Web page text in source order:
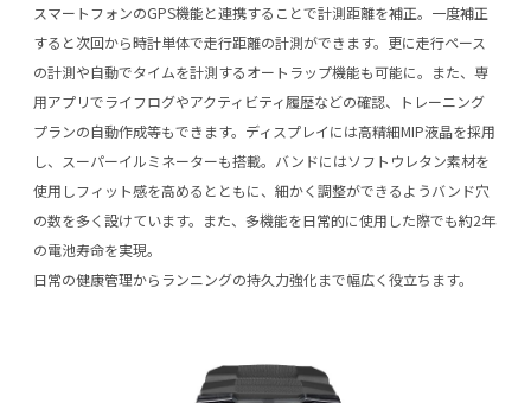
スマートフォンのGPS機能と連携することで計測距離を補正。一度補正
すると次回から時計単体で走行距離の計測ができます。更に走行ペース
の計測や自動でタイムを計測するオートラップ機能も可能に。また、専
用アプリでライフログやアクティビティ履歴などの確認、トレーニング
プランの自動作成等もできます。ディスプレイには高精細MIP液晶を採用
し、スーパーイルミネーターも搭載。バンドにはソフトウレタン素材を
使用しフィット感を高めるとともに、細かく調整ができるようバンド穴
の数を多く設けています。また、多機能を日常的に使用した際でも約2年
の電池寿命を実現。
日常の健康管理からランニングの持久力強化まで幅広く役立ちます。